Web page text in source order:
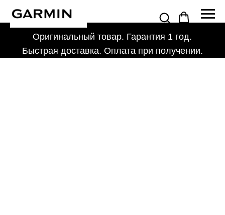
Оригинальный товар. Гарантия 1 год.
Быстрая доставка. Оплата при получении.